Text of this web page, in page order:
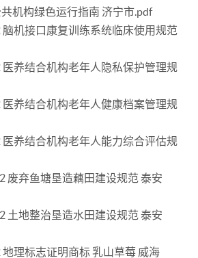
机构绿色运行指南 济宁市.pdf
机接口康复训练系统临床使用规范
养结合机构老年人隐私保护管理规
养结合机构老年人健康档案管理规
养结合机构老年人能力综合评估规
废弃鱼塘垦造藕田建设规范 泰安
土地整治垦造水田建设规范 泰安
理标志证明商标 乳山草莓 威海